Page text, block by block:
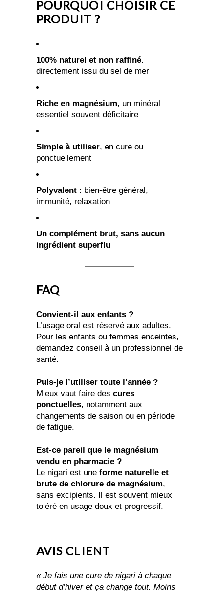
POURQUOI CHOISIR CE
PRODUIT ?
100% naturel et non raffiné,
directement issu du sel de mer
Riche en magnésium, un minéral
essentiel souvent déficitaire
Simple à utiliser, en cure ou
ponctuellement
Polyvalent : bien-être général,
immunité, relaxation
Un complément brut, sans aucun
ingrédient superflu
FAQ
Convient-il aux enfants ?
L’usage oral est réservé aux adultes.
Pour les enfants ou femmes enceintes,
demandez conseil à un professionnel de
santé.
Puis-je l’utiliser toute l’année ?
Mieux vaut faire des cures
ponctuelles, notamment aux
changements de saison ou en période
de fatigue.
Est-ce pareil que le magnésium
vendu en pharmacie ?
Le nigari est une forme naturelle et
brute de chlorure de magnésium,
sans excipients. Il est souvent mieux
toléré en usage doux et progressif.
AVIS CLIENT
« Je fais une cure de nigari à chaque
début d’hiver et ça change tout. Moins